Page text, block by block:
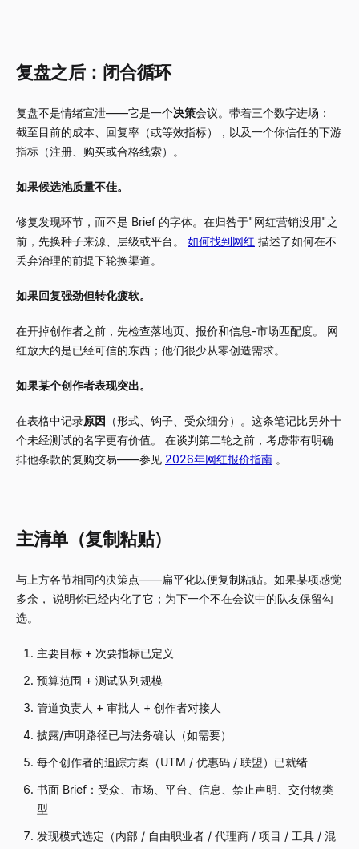
复盘之后：闭合循环
复盘不是情绪宣泄——它是一个决策会议。带着三个数字进场：
截至目前的成本、回复率（或等效指标），以及一个你信任的下游
指标（注册、购买或合格线索）。
如果候选池质量不佳。
修复发现环节，而不是 Brief 的字体。在归咎于"网红营销没用"之
前，先换种子来源、层级或平台。
如何找到网红 描述了如何在不
丢弃治理的前提下轮换渠道。
如果回复强劲但转化疲软。
在开掉创作者之前，先检查落地页、报价和信息-市场匹配度。 网
红放大的是已经可信的东西；他们很少从零创造需求。
如果某个创作者表现突出。
在表格中记录原因 （形式、钩子、受众细分）。这条笔记比另外十
个未经测试的名字更有价值。 在谈判第二轮之前，考虑带有明确
排他条款的复购交易——参见 2026年网红报价指南 。
主清单（复制粘贴）
与上方各节相同的决策点——扁平化以便复制粘贴。如果某项感觉
多余， 说明你已经内化了它；为下一个不在会议中的队友保留勾
选。
主要目标 + 次要指标已定义
预算范围 + 测试队列规模
管道负责人 + 审批人 + 创作者对接人
披露/声明路径已与法务确认（如需要）
每个创作者的追踪方案（UTM / 优惠码 / 联盟）已就绪
书面 Brief：受众、市场、平台、信息、禁止声明、交付物类
型
发现模式选定（内部 / 自由职业者 / 代理商 / 项目 / 工具 / 混